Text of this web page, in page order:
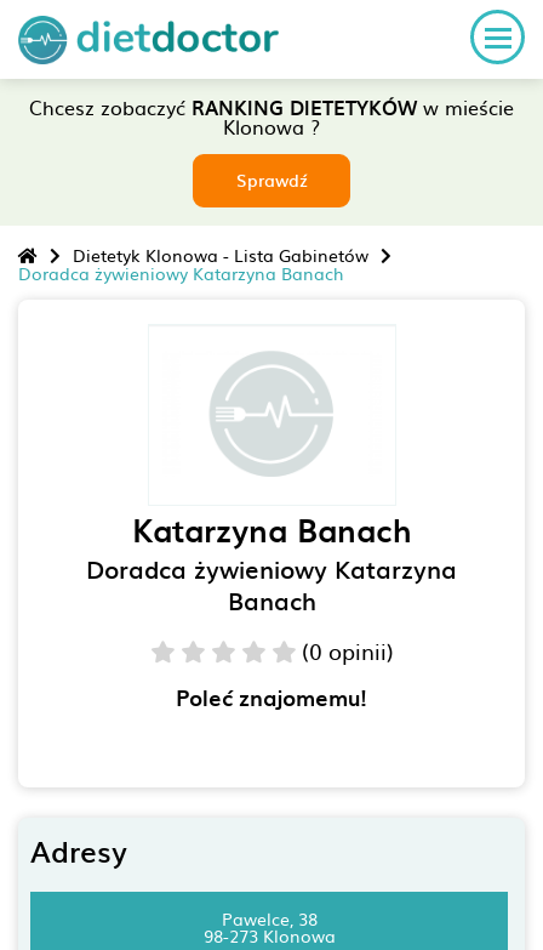
Chcesz zobaczyć RANKING DIETETYKÓWw mieście
Klonowa ?
Sprawdź
Dietetyk Klonowa - Lista Gabinetów
Doradca żywieniowy Katarzyna Banach
Katarzyna Banach
Doradca żywieniowy Katarzyna
Banach
(0 opinii)
Poleć znajomemu!
Adresy
Pawelce, 38
98-273 Klonowa